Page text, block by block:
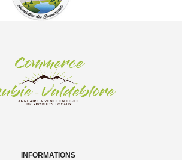
INFORMATIONS